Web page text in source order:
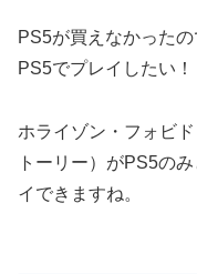
PS5が買えなかった
PS5でプレイしたい！
ホライゾン・フォビ
トーリー）がPS5の
イできますね。